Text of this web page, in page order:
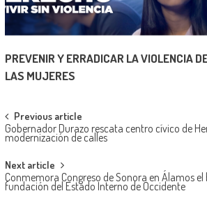
PREVENIR Y ERRADICAR LA VIOLENCIA
LAS MUJERES
Post
navigation
Previous article
Gobernador Durazo rescata centro cívico de
modernización de calles
Next article
Conmemora Congreso de Sonora en Álamos
fundación del Estado Interno de Occidente